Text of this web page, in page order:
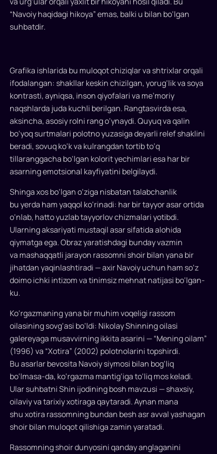
“Navoiy haqidagi hikoya” emas, balki u bilan bo‘lgan
suhbatdir.
Grafika ishlarida bu muloqot chiziqlar va shtrixlar orqali
ifodalangan: shakllar keskin chizilgan, yorug‘lik va soya
kontrasti, ayniqsa, inson qiyofalari va me’moriy
naqshlarda juda kuchli berilgan. Rangtasvirda esa,
aksincha, asosiy rolni rang o‘ynaydi. Quyuq va qalin
bo‘yoq surtmalari polotno yuzasiga deyarli relef shaklini
beradi, sovuq ko‘k va kulrangdan tortib to‘q
tillaranggacha bo‘lgan kolorit yechimlari esa har bir
asarning emotsional kayfiyatini belgilaydi.
Shinga xos bo‘lgan o‘ziga nisbatan talabchanlik
bu yerda ham yaqqol ko‘rinadi: har bir tayyor asar ortida
o‘nlab, hatto yuzlab tayyorlov chizmalari yotibdi.
Ularning aksariyati mustaqil asar sifatida alohida
qiymatga ega. Obraz yaratishdagi bunday vazmin
va mashaqqatli jarayon rassomni shoir bilan yana bir
jihatdan yaqinlashtiradi — axir Navoiy uchun ham so‘z
doimo ichki intizom va tinimsiz mehnat natijasi bo‘lgan-
ku.
Ko‘rgazmaning yana bir muhim voqeligi rassom
oilasining sovg‘asi bo‘ldi: Nikolay Shinning oilasi
galereyaga musavvirning ikkita asarini — “Mening oilam”
(1996) va “Xotira” (2002) polotnolarini topshirdi.
Bu asarlar bevosita Navoiy siymosi bilan bog‘liq
bo‘lmasa-da, ko‘rgazma mantig‘iga to‘liq mos keladi.
Ular suhbatni Shin ijodining bosh mavzusi — shaxsiy,
oilaviy va tarixiy xotiraga qaytaradi. Aynan mana
shu xotira rassomning bundan besh asr avval yashagan
shoir bilan muloqot qilishiga zamin yaratadi.
Rassomning shoir dunyosini qanday anglaganini